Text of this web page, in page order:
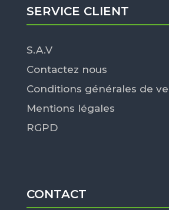
SERVICE CLIENT
S.A.V
Contactez nous
Conditions générales de
Mentions légales
RGPD
CONTACT